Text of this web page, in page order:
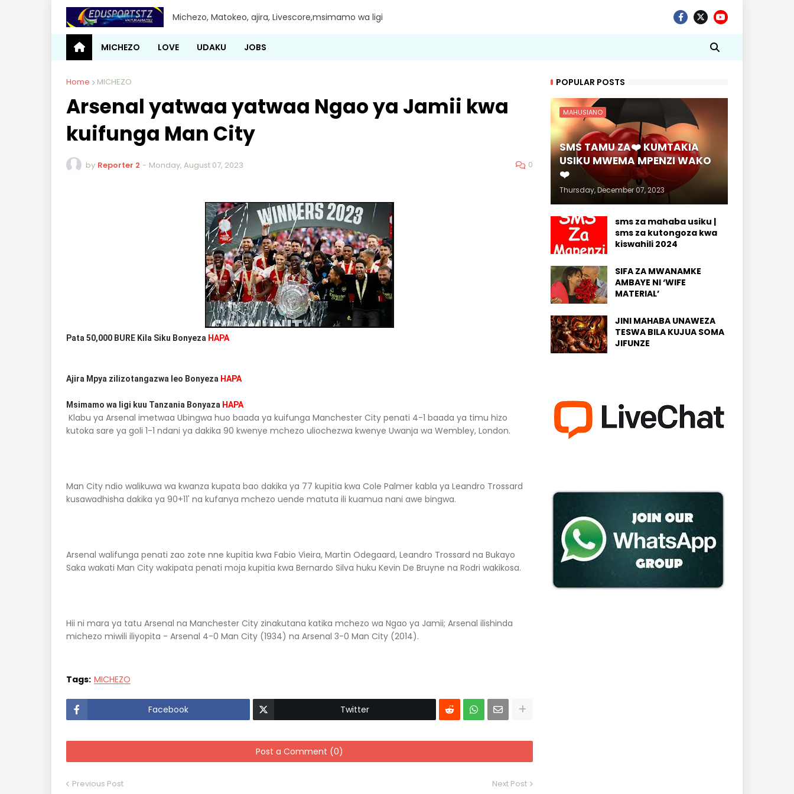
Michezo, Matokeo, ajira, Livescore,msimamo wa ligi
MICHEZO LOVE UDAKU JOBS
Home MICHEZO
Arsenal yatwaa yatwaa Ngao ya Jamii kwa
kuifunga Man City
by Reporter 2 - Monday, August 07, 2023 0
Pata 50,000 BURE Kila Siku Bonyeza HAPA
Ajira Mpya zilizotangazwa leo Bonyeza HAPA
Msimamo wa ligi kuu Tanzania Bonyaza HAPA
Klabu ya Arsenal imetwaa Ubingwa huo baada ya kuifunga Manchester City penati 4-1 baada ya timu hizo
kutoka sare ya goli 1-1 ndani ya dakika 90 kwenye mchezo uliochezwa kwenye Uwanja wa Wembley, London.
Man City ndio walikuwa wa kwanza kupata bao dakika ya 77 kupitia kwa Cole Palmer kabla ya Leandro Trossard
kusawadhisha dakika ya 90+11' na kufanya mchezo uende matuta ili kuamua nani awe bingwa.
Arsenal walifunga penati zao zote nne kupitia kwa Fabio Vieira, Martin Odegaard, Leandro Trossard na Bukayo
Saka wakati Man City wakipata penati moja kupitia kwa Bernardo Silva huku Kevin De Bruyne na Rodri wakikosa.
Hii ni mara ya tatu Arsenal na Manchester City zinakutana katika mchezo wa Ngao ya Jamii; Arsenal ilishinda
michezo miwili iliyopita - Arsenal 4-0 Man City (1934) na Arsenal 3-0 Man City (2014).
Tags: MICHEZO
Facebook Twitter
Post a Comment (0)
Previous Post Next Post
POPULAR POSTS
MAHUSIANO
SMS TAMU ZA❤️ KUMTAKIA
USIKU MWEMA MPENZI WAKO
❤️
Thursday, December 07, 2023
sms za mahaba usiku |
sms za kutongoza kwa
kiswahili 2024
SIFA ZA MWANAMKE
AMBAYE NI ‘WIFE
MATERIAL’
JINI MAHABA UNAWEZA
TESWA BILA KUJUA SOMA
JIFUNZE